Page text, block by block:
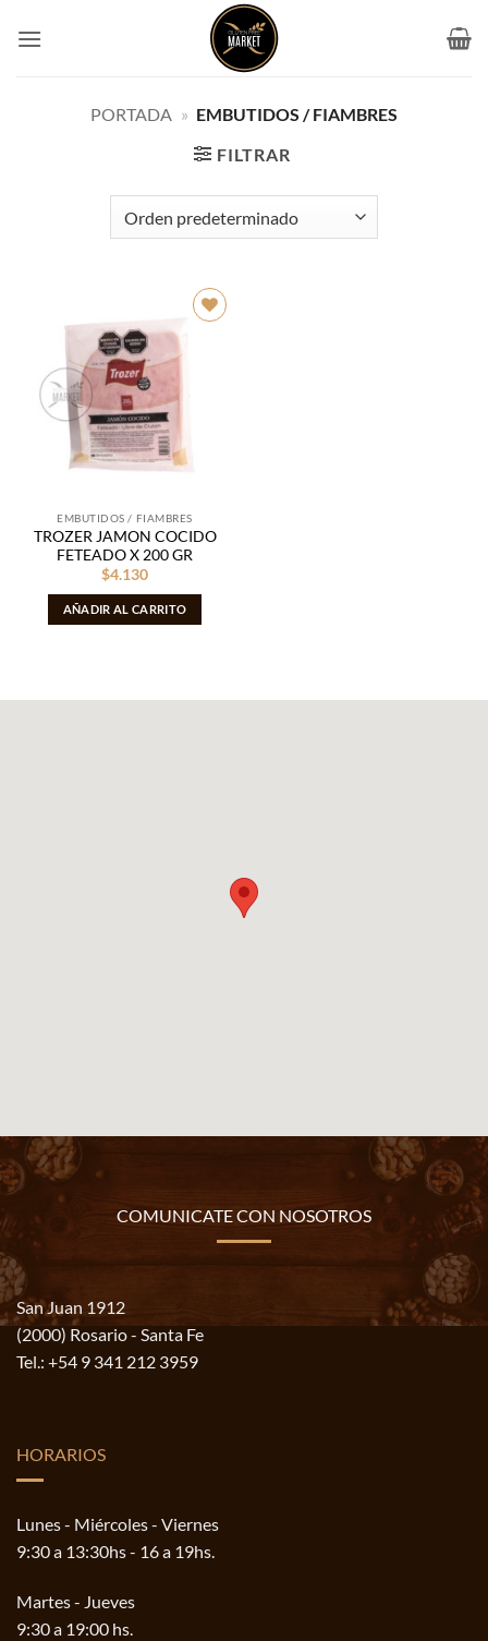
PORTADA » EMBUTIDOS / FIAMBRES
FILTRAR
EMBUTIDOS / FIAMBRES
TROZER JAMON COCIDO
FETEADO X 200 GR
$4.130
AÑADIR AL CARRITO
COMUNICATE CON NOSOTROS
San Juan 1912
(2000) Rosario - Santa Fe
Tel.: +54 9 341 212 3959
HORARIOS
Lunes - Miércoles - Viernes
9:30 a 13:30hs - 16 a 19hs.
Martes - Jueves
9:30 a 19:00 hs.